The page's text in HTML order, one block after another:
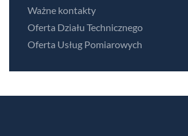
Ważne kontakty
Oferta Działu Technicznego
Oferta Usług Pomiarowych